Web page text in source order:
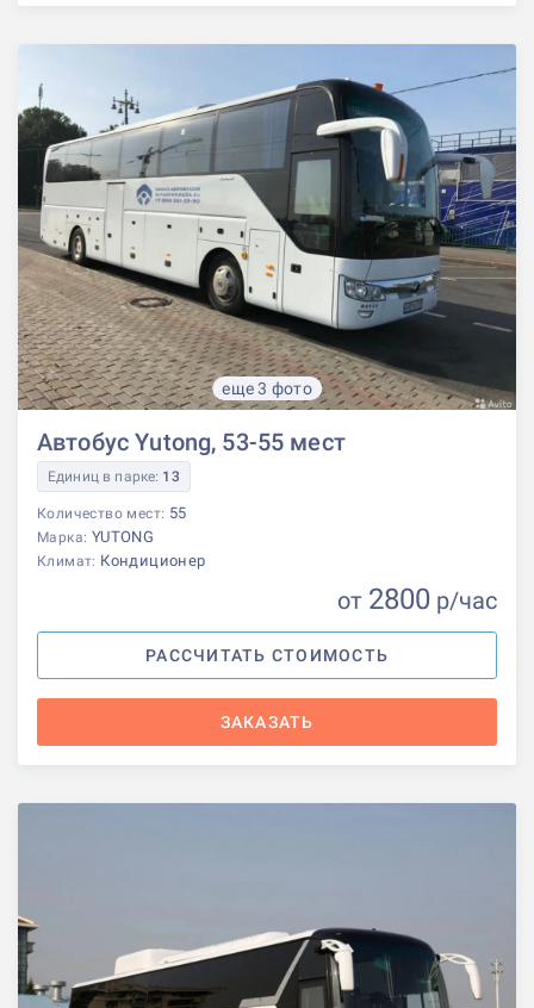
еще 3 фото
Автобус Yutong, 53-55 мест
Единиц в парке: 13
Количество мест: 55
Марка: YUTONG
Климат: Кондиционер
от 2800 р/час
РАССЧИТАТЬ СТОИМОСТЬ
ЗАКАЗАТЬ